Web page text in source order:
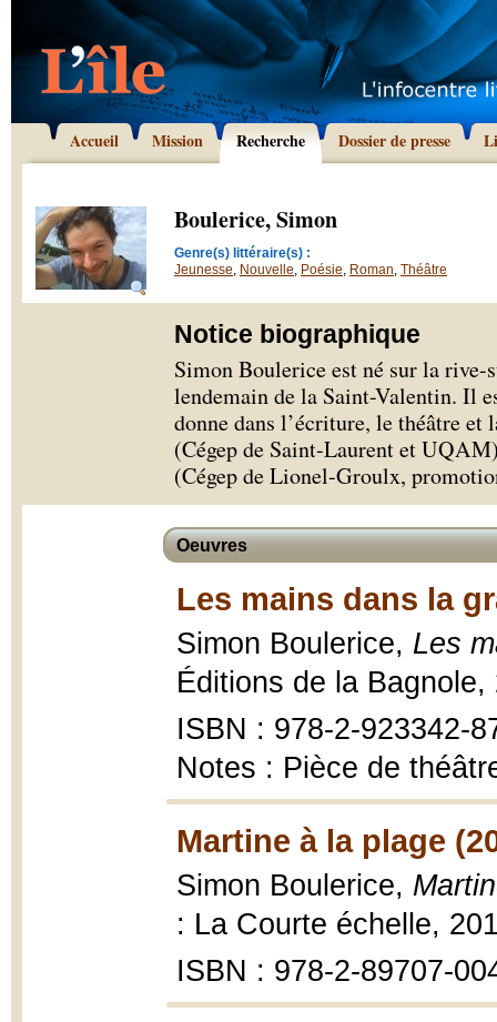
Accueil Mission Recherche Dossier de presse
Boulerice, Simon
Genre(s) littéraire(s) :
Jeunesse, Nouvelle, Poésie, Roman, Théâtre
Notice biographique
Simon Boulerice est né sur la
lendemain de la Saint-Valentin. Il
donne dans l’écriture, le théâtre
(Cégep de Saint-Laurent et
(Cégep de Lionel-Groulx,
Oeuvres
Les mains dans la
Simon Boulerice, Les
Éditions de la Bagnole,
ISBN : 978-2-923342-
Notes : Pièce de
Martine à la plage
Simon Boulerice,
: La Courte échelle,
ISBN : 978-2-89707-